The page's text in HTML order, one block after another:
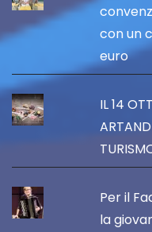
con un
euro
IL 14
Per il
la